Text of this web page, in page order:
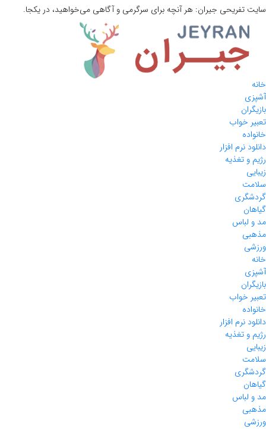
سایت تفریحی جیران: هر آنچه برای سرگرمی و آگاهی می‌خواهید، در یکجا.
خانه
آشپزی
بازیگران
تعبیر خواب
خانواده
دانلود نرم افزار
رژیم و تغذیه
زیبایی
سلامت
گردشگری
گیاهان
مد و لباس
مذهبی
ورزشی
خانه
آشپزی
بازیگران
تعبیر خواب
خانواده
دانلود نرم افزار
رژیم و تغذیه
زیبایی
سلامت
گردشگری
گیاهان
مد و لباس
مذهبی
ورزشی